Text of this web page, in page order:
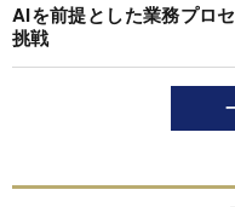
AIを前提とした業務プロ
挑戦